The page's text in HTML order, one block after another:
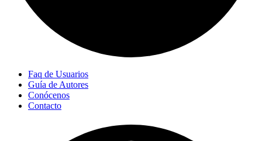
Faq de Usuarios
Guía de Autores
Conócenos
Contacto